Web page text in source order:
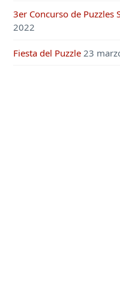
3er Concurso de Puzzles
2022
Fiesta del Puzzle 23